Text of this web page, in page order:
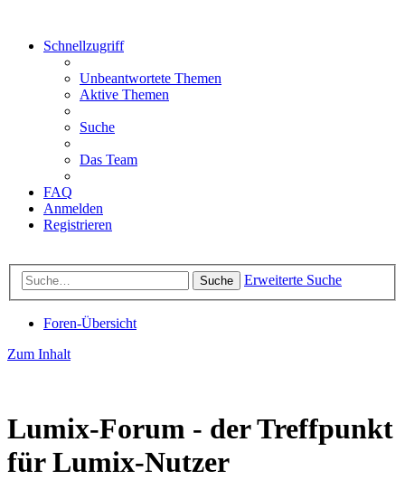
Schnellzugriff
Unbeantwortete Themen
Aktive Themen
Suche
Das Team
FAQ
Anmelden
Registrieren
Suche Erweiterte Suche
Foren-Übersicht
Zum Inhalt
Lumix-Forum - der Treffpunkt
für Lumix-Nutzer